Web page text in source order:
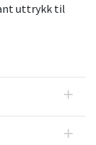
uttrykk til